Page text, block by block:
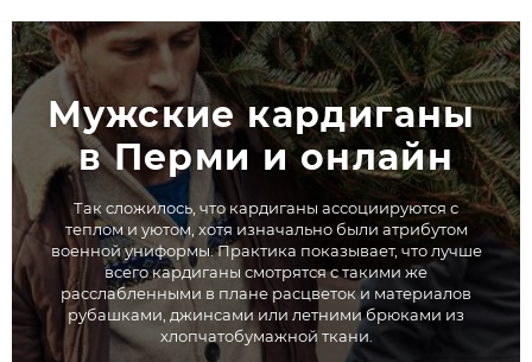
Мужские кардиганы
в Перми и онлайн
Так сложилось, что кардиганы ассоциируются с
теплом и уютом, хотя изначально были атрибутом
военной униформы. Практика показывает, что лучше
всего кардиганы смотрятся с такими же
расслабленными в плане расцветок и материалов
рубашками, джинсами или летними брюками из
хлопчатобумажной ткани.